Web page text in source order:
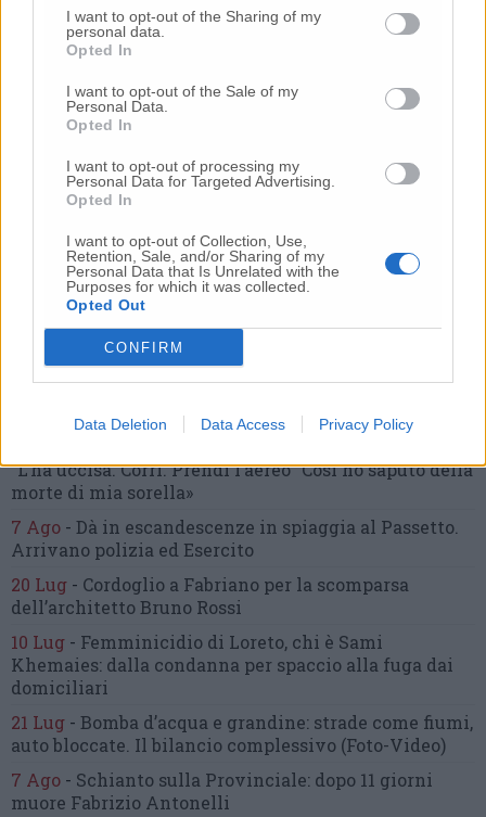
I want to opt-out of the Sharing of my
personal data.
Opted In
I want to opt-out of the Sale of my
Personal Data.
Opted In
I want to opt-out of processing my
Personal Data for Targeted Advertising.
Opted In
I want to opt-out of Collection, Use,
Retention, Sale, and/or Sharing of my
Personal Data that Is Unrelated with the
Purposes for which it was collected.
Opted Out
CONFIRM
Data Deletion Data Access Privacy Policy
-Luigia Fortunato,
l’ennesimo femminicidio:
prima la lite, poi la furia col coltello
-Femminicidio a Loreto.Donna uccisa a
coltellate.Fermato il compagno: “L’ho ammazzata”
(Foto-Video)
-Scontro tra auto e moto a Numana:
gravissimo un centauroin eliambulanza a Torrette
«Notifica arrivata in mattinata,anche i miei figli
sono andati lì»
-Fermato col taser,
inseguimento.Indagini in corso per accertare le
16 Lug-Tragedia a Marzocca,donna travolta e uccisa
“L’ha uccisa. Corri. Prendi l’aereo”Così ho saputo della
morte di mia sorella»
7 Ago - Dà in escandescenze in spiaggia al Passetto.
Arrivano polizia ed Esercito
20 Lug - Cordoglio a Fabriano per la scomparsa
dell’architetto Bruno Rossi
10 Lug - Femminicidio di Loreto, chi è Sami
Khemaies: dalla condanna per spaccio alla fuga dai
domiciliari
21 Lug - Bomba d’acqua e grandine: strade come fiumi,
auto bloccate. Il bilancio complessivo (Foto-Video)
7 Ago - Schianto sulla Provinciale: dopo 11 giorni
muore Fabrizio Antonelli